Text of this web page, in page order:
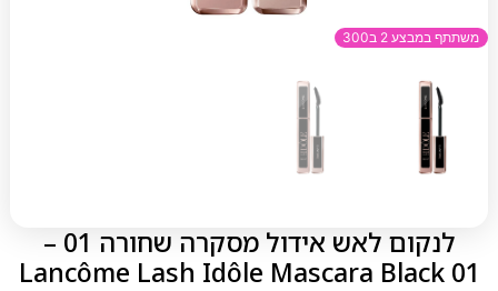
משתתף במבצע 2 ב300
לנקום לאש אידול מסקרה שחורה 01 –
Lancôme Lash Idôle Mascara Black 01